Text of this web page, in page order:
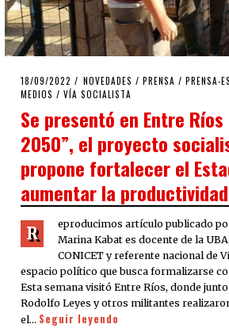
POSTED
ON
18/09/2022 18/09/2022
NOVEDADES / PRENSA / PRENSA-
MEDIOS / VÍA SOCIALISTA
Se presentó en Entre
2050”, el proyecto
propone fortalecer el
aumentar la productividad
R
eproducimos artículo publicado
Marina Kabat es docente de la
CONICET y referente nacional de
espacio político que busca formalizarse
Esta semana visitó Entre Ríos, donde
Rodolfo Leyes y otros militantes
el… Seguir leyendo